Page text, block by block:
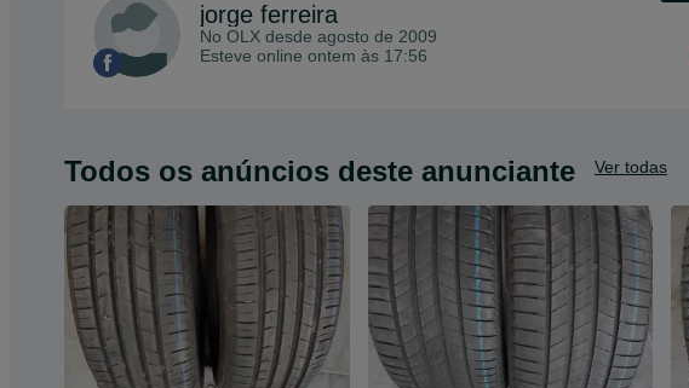
jorge ferreira
No OLX desde agosto de 2009
Esteve online ontem às 17:56
Todos os anúncios deste anunciante Ver todas